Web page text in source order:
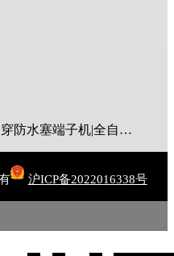
全自动穿胶壳端子机|全自动穿防水塞端子机|全自动穿热缩管端子机|全自动穿护套端子机|全自动穿号码管端子机|全自动端子机|全自动穿防水栓端子机|端子压着机|端子压接机|静音端子机|多芯线端子机|护套线端子机|全自动排线端子机|新能源大平方压接机|电脑剥线机|自动剥线机|裁线机|剥线机
沪ICP备2022016338号